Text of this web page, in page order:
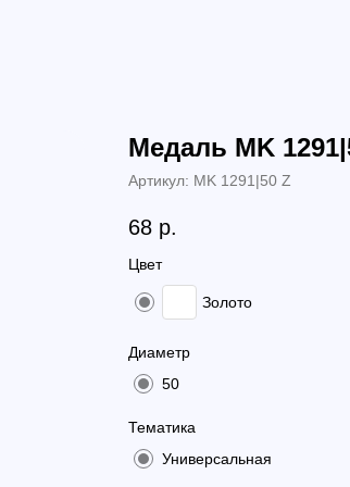
Медаль МK
Артикул: МK 1291|50 Z
68 р.
Цвет
Золото
Диаметр
50
Тематика
Универсальная